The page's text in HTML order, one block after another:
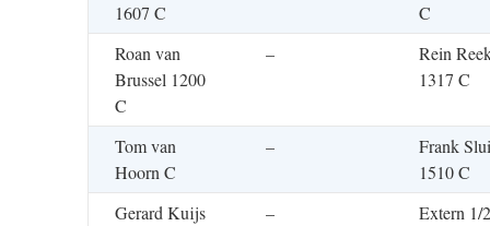
1607 C
C
Roan van
Brussel 1200
C
–
Rein
1317 C
Tom van
Hoorn C
–
Frank
1510 C
Gerard Kuijs
–
Extern 1/